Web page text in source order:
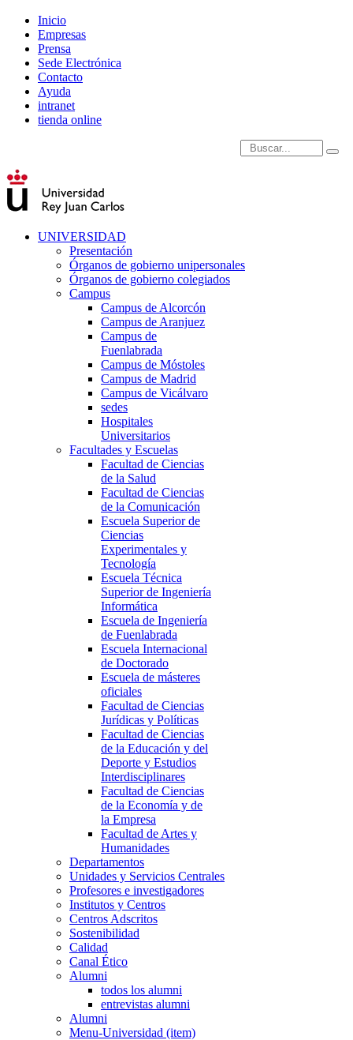
Inicio
Empresas
Prensa
Sede Electrónica
Contacto
Ayuda
intranet
tienda online
Introduce términos de
UNIVERSIDAD
Presentación
Órganos de gobierno unipersonales
Órganos de gobierno colegiados
Campus
Campus de Alcorcón
Campus de Aranjuez
Campus de
Fuenlabrada
Campus de Móstoles
Campus de Madrid
Campus de Vicálvaro
sedes
Hospitales
Universitarios
Facultades y Escuelas
Facultad de Ciencias
de la Salud
Facultad de Ciencias
de la Comunicación
Escuela Superior de
Ciencias
Experimentales y
Tecnología
Escuela Técnica
Superior de Ingeniería
Informática
Escuela de Ingeniería
de Fuenlabrada
Escuela Internacional
de Doctorado
Escuela de másteres
oficiales
Facultad de Ciencias
Jurídicas y Políticas
Facultad de Ciencias
de la Educación y del
Deporte y Estudios
Interdisciplinares
Facultad de Ciencias
de la Economía y de
la Empresa
Facultad de Artes y
Humanidades
Departamentos
Unidades y Servicios Centrales
Profesores e investigadores
Institutos y Centros
Centros Adscritos
Sostenibilidad
Calidad
Canal Ético
Alumni
todos los alumni
entrevistas alumni
Alumni
Menu-Universidad (item)